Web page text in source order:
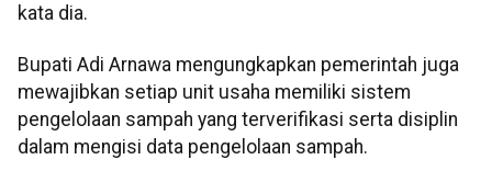
kata dia.
Bupati Adi Arnawa mengungkapkan pemerintah juga
mewajibkan setiap unit usaha memiliki sistem
pengelolaan sampah yang terverifikasi serta disiplin
dalam mengisi data pengelolaan sampah.